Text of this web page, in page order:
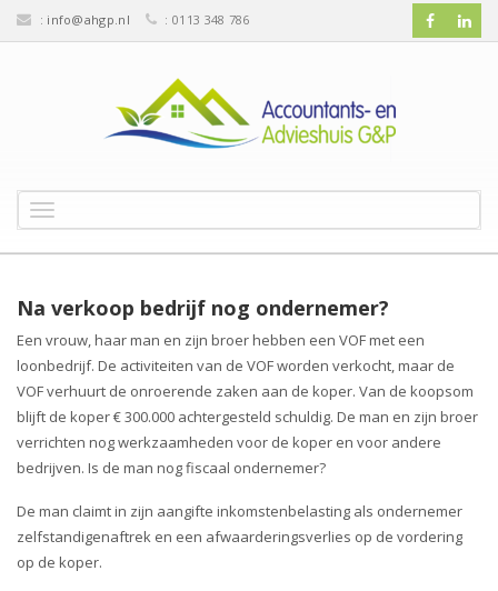
: info@ahgp.nl : 0113 348 786
o
g
l
e
n
a
v
i
t
o
n
Na verkoop bedrijf nog ondernemer?
Een vrouw, haar man en zijn broer hebben een VOF met een
loonbedrijf. De activiteiten van de VOF worden verkocht, maar de
VOF verhuurt de onroerende zaken aan de koper. Van de koopsom
blijft de koper € 300.000 achtergesteld schuldig. De man en zijn broer
verrichten nog werkzaamheden voor de koper en voor andere
bedrijven. Is de man nog fiscaal ondernemer?
De man claimt in zijn aangifte inkomstenbelasting als ondernemer
zelfstandigenaftrek en een afwaarderingsverlies op de vordering
op de koper.